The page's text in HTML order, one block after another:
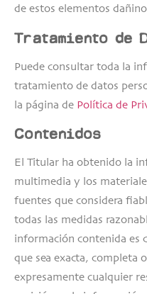
de estos elementos
Tratamiento de
Puede consultar toda la
tratamiento de datos
la página de Política de
Contenidos
El Titular ha obtenido la
multimedia y los
fuentes que considera
todas las medidas
información contenida es
que sea exacta, completa
expresamente cualquier